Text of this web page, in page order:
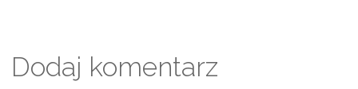
Dodaj komentarz